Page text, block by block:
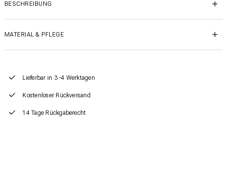
BESCHREIBUNG
MATERIAL & PFLEGE
Lieferbar in 3 -4 Werktagen
Kostenloser Rückversand
14 Tage Rückgaberecht